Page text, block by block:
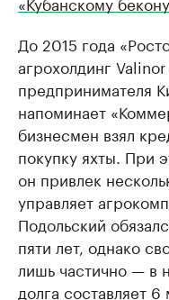
До 2015 года
агрохолдинг
предпринимателя
напоминает
бизнесмен взял
покупку яхты. При
он привлек
управляет
Подольский
пяти лет, однако
лишь частично — в
долга составляет 6